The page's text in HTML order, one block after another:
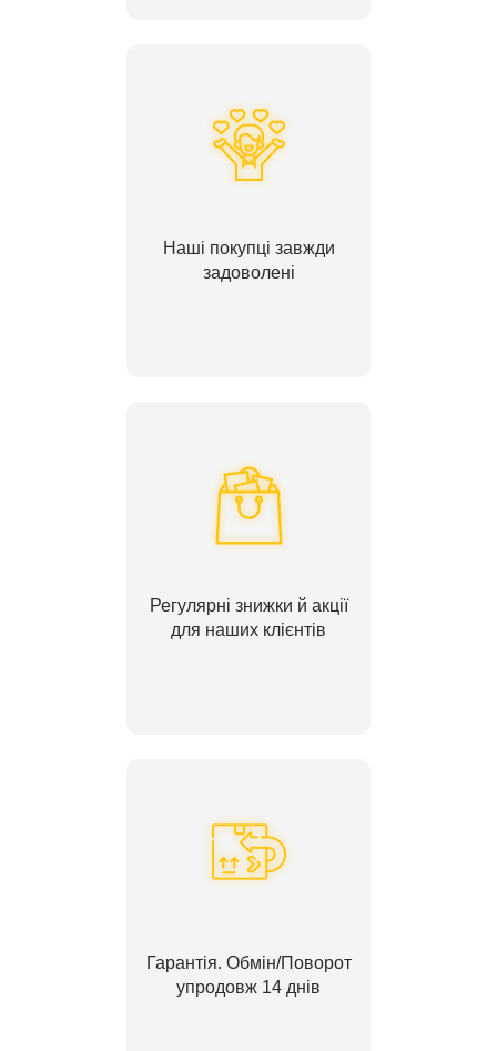
Наші покупці завжди
задоволені
Регулярні знижки й акції
для наших клієнтів
Гарантія. Обмін/Поворот
упродовж 14 днів